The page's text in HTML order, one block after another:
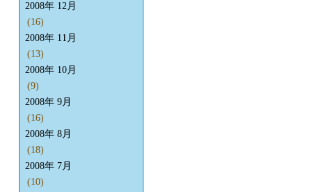
2008年 12月
(16)
2008年 11月
(13)
2008年 10月
(9)
2008年 9月
(16)
2008年 8月
(18)
2008年 7月
(10)